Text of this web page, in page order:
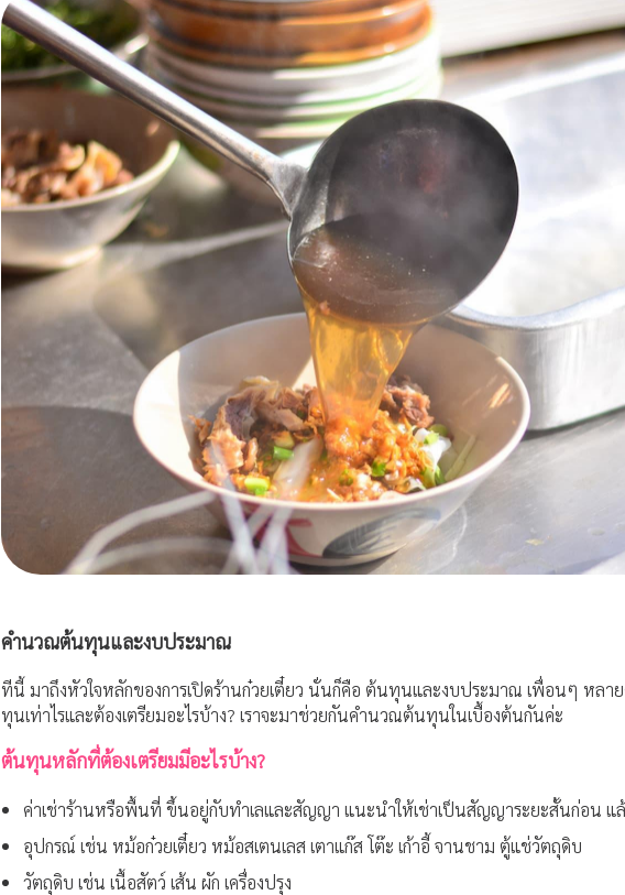
คำนวณต้นทุนและงบประมาณ
ทีนี้ มาถึงหัวใจหลักของการเปิดร้านก๋วยเตี๋ยว นั่นก็คือ ต้นทุนและงบประมาณ เพื่อนๆ หลาย
ทุนเท่าไรและต้องเตรียมอะไรบ้าง? เราจะมาช่วยกันคำนวณต้นทุนในเบื้องต้นกันค่ะ
ต้นทุนหลักที่ต้องเตรียมมีอะไรบ้าง?
ค่าเช่าร้านหรือพื้นที่ ขึ้นอยู่กับทำเลและสัญญา แนะนำให้เช่าเป็นสัญญาระยะสั้นก่อน แ
อุปกรณ์ เช่น หม้อก๋วยเตี๋ยว หม้อสเตนเลส เตาแก๊ส โต๊ะ เก้าอี้ จานชาม ตู้แช่วัตถุดิบ
วัตถุดิบ เช่น เนื้อสัตว์ เส้น ผัก เครื่องปรุง